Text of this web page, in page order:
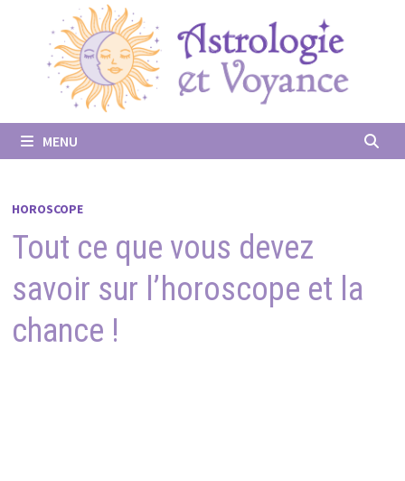
contenu
MENU
HOROSCOPE
Tout ce que vous devez
savoir sur l’horoscope et la
chance !